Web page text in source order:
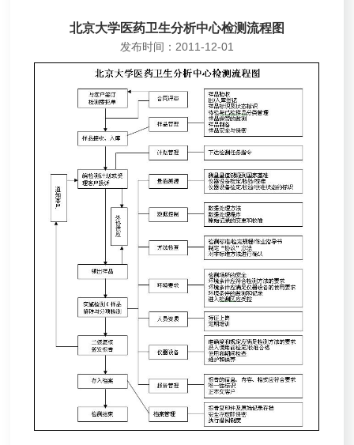
北京大学医药卫生分析中心检测流程图
发布时间：2011-12-01